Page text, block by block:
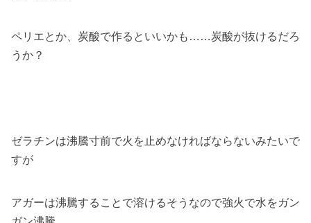
ペリエとか、炭酸で作るといいかも……炭酸が抜けるだろ
うか？
ゼラチンは沸騰寸前で火を止めなければならないみたいで
すが
アガーは沸騰することで溶けるそうなので強火で水をガン